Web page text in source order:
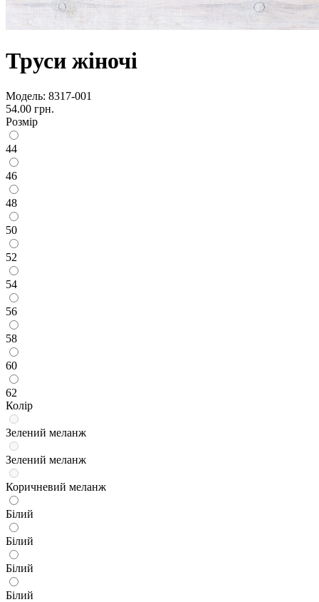
Труси жіночі
Модель: 8317-001
54.00 грн.
Розмір
44
46
48
50
52
54
56
58
60
62
Колір
Зелений меланж
Зелений меланж
Коричневий меланж
Білий
Білий
Білий
Білий